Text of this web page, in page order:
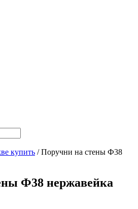
купить /Поручни на стены Ф38
Ф38 нержавейка